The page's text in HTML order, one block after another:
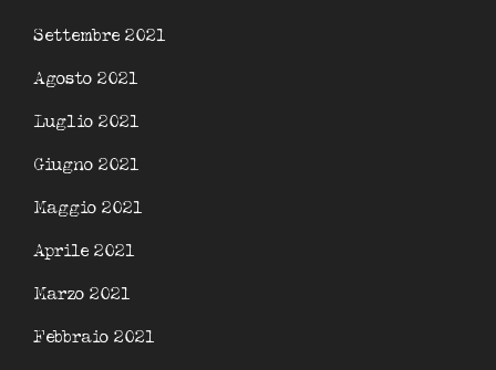
Settembre 2021
Agosto 2021
Luglio 2021
Giugno 2021
Maggio 2021
Aprile 2021
Marzo 2021
Febbraio 2021